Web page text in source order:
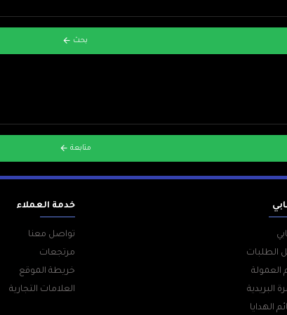
بحث
متابعة
الطلبات
العمولة
البريدية
الهدايا
خدمة العملاء
تواصل معنا
مرتجعات
خريطة الموقع
العلامات التجارية